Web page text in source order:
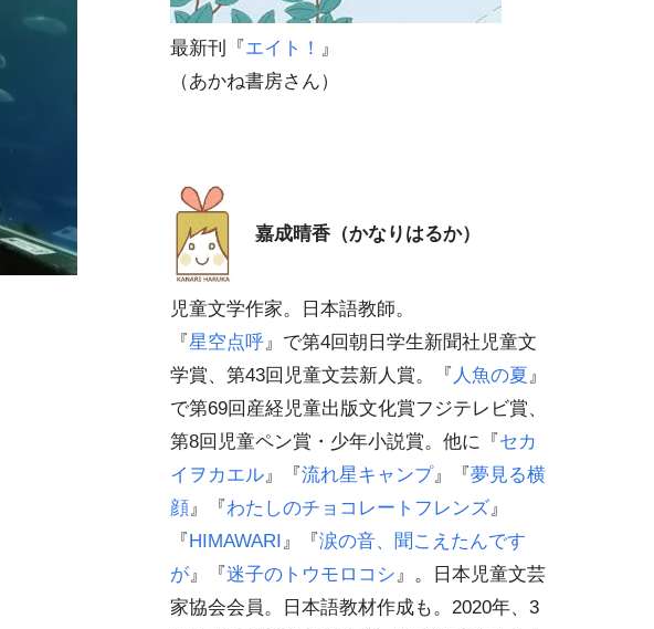
最新刊『エイト！ 』
（あかね書房さん）
嘉成晴香（かなりはるか）
児童文学作家。日本語教師。
『星空点呼』で第4回朝日学生新聞社児童文
学賞、第43回児童文芸新人賞。『 人魚の夏』
で第69回産経児童出版文化賞フジテレビ賞、
第8回児童ペン賞・少年小説賞。他に『セカ
イヲカエル』『流れ星キャンプ』『夢見る横
顔』『わたしのチョコレートフレンズ』
『HIMAWARI』『涙の音、聞こえたんです
が』『迷子のトウモロコシ』。日本児童文芸
家協会会員。日本語教材作成も。2020年、3